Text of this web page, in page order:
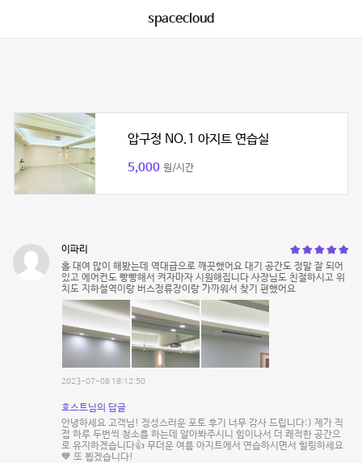
spacecloud
압구정 NO.1 아지트 연습실
5,000 원/시간
이파리
홀 대여 많이 해봤는데 역대급으로 깨끗했어요 대기 공간도 정말 잘 되어
있고 에어컨도 빵빵해서 켜자마자 시원해집니다 사장님도 친절하시고 위
치도 지하철역이랑 버스정류장이랑 가까워서 찾기 편했어요
2023-07-08 18:12:50
호스트님의 답글
안녕하세요 고객님! 정성스러운 포토 후기 너무 감사 드립니다:) 제가 직
접 하루 두번씩 청소를 하는데 알아봐주시니 힘이나서 더 쾌적한 공간으
로 유지하겠습니다👍 무더운 여름 아지트에서 연습하시면서 힐링하세요
🧡 또 뵙겠습니다!